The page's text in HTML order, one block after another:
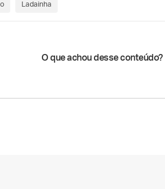
Ladainha
O que achou desse conteúdo?